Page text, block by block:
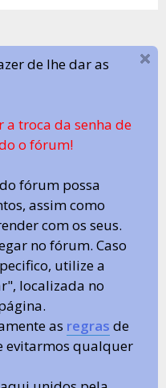
de lhe dar as
a troca da senha de
o fórum!
fórum possa
assim como
com os seus.
no fórum. Caso
utilize a
localizada no
as regras de
evitarmos qualquer